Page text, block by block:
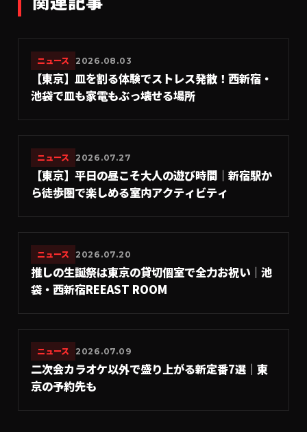
ニュース 2026.08.03
【東京】皿を割る体験でストレス発散！西新宿・
池袋で皿も家電もぶっ壊せる場所
ニュース 2026.07.27
【東京】平日の昼こそ大人の遊び時間｜新宿駅か
ら徒歩圏で楽しめる室内アクティビティ
ニュース 2026.07.20
推しの生誕祭は東京の貸切個室で全力お祝い｜池
袋・西新宿REEAST ROOM
ニュース 2026.07.09
二次会カラオケ以外で盛り上がる新定番7選｜東
京の予約先も